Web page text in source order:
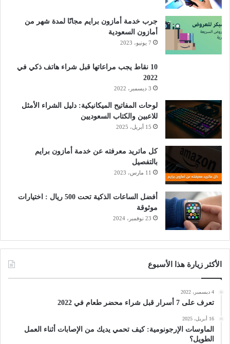
جرب خدمة أمازون برايم مجانًا لمدة شهر من
أمازون السعودية
7 يونيو، 2023
10 نقاط يجب مراعاتها قبل شراء هاتف ذكي في
2022
3 ديسمبر، 2022
لوحات المفاتيح الميكانيكية: دليل الشراء الأمثل
للاعبين والكتاب السعوديين
15 أبريل، 2025
كل ماتريد معرفته عن خدمة أمازون برايم
بالتفصيل
11 مارس، 2023
أفضل الساعات الذكية تحت 500 ريال : اختيارات
موثوقة
23 نوفمبر، 2024
الأكثر زيارة هذا الأسبوع
4 ديسمبر، 2022
تعرف على 7 أسرار قبل شراء محضر طعام في 2022
16 أبريل، 2025
الماوسات الإرجونومية: كيف تحمي يديك من الإصابات أثناء العمل
الطويل؟